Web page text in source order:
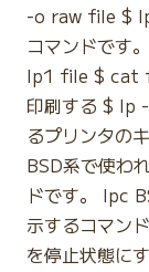
-o raw file $
コマンドです
lp1 file $ cat
印刷する $ lp
るプリンタの
BSD系で使わ
ドです。 lpc
示するコマン
を停止状態に